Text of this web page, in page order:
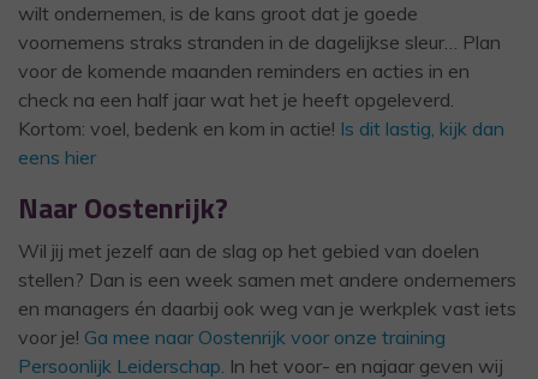
wilt ondernemen, is de kans groot dat je goede
voornemens straks stranden in de dagelijkse sleur… Plan
voor de komende maanden reminders en acties in en
check na een half jaar wat het je heeft opgeleverd.
Kortom: voel, bedenk en kom in actie! Is dit lastig, kijk dan
eens hier
Naar Oostenrijk?
Wil jij met jezelf aan de slag op het gebied van doelen
stellen? Dan is een week samen met andere ondernemers
en managers én daarbij ook weg van je werkplek vast iets
voor je! Ga mee naar Oostenrijk voor onze training
Persoonlijk Leiderschap. In het voor- en najaar geven wij